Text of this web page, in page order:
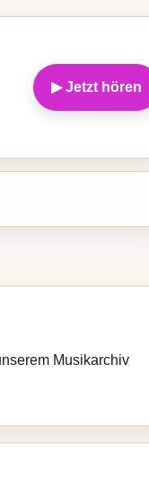
▶ Jetzt hören
Musikarchiv